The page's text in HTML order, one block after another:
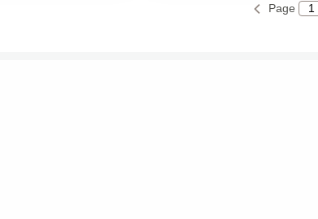
Page